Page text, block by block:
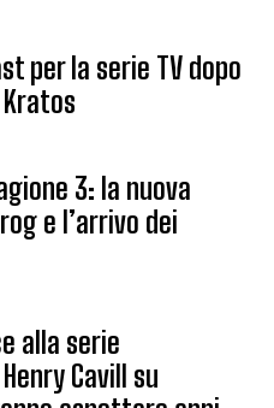
per la serie TV dopo
Kratos
3: la nuova
e l’arrivo dei
alla serie
Cavill su